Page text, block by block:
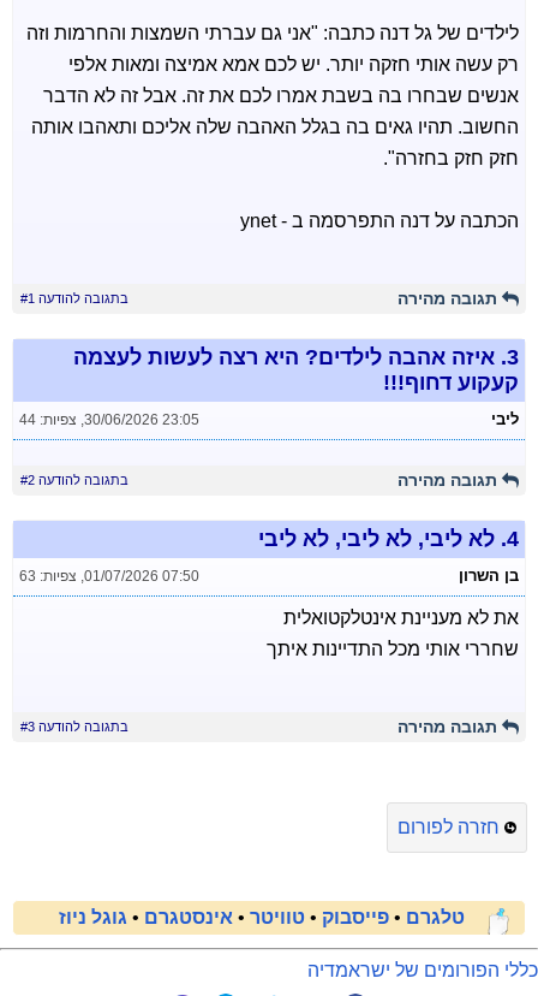
לילדים של גל דנה כתבה: "אני גם עברתי השמצות והחרמות וזה
רק עשה אותי חזקה יותר. יש לכם אמא אמיצה ומאות אלפי
אנשים שבחרו בה בשבת אמרו לכם את זה. אבל זה לא הדבר
החשוב. תהיו גאים בה בגלל האהבה שלה אליכם ותאהבו אותה
חזק חזק בחזרה".
הכתבה על דנה התפרסמה ב - ynet
תגובה מהירה בתגובה להודעה #1
3. איזה אהבה לילדים? היא רצה לעשות לעצמה
קעקוע דחוף!!!
ליבי 30/06/2026 23:05
, צפיות: 44
תגובה מהירה בתגובה להודעה #2
4. לא ליבי, לא ליבי, לא ליבי
בן השרון 01/07/2026 07:50
, צפיות: 63
את לא מעניינת אינטלקטואלית
שחררי אותי מכל התדיינות איתך
תגובה מהירה בתגובה להודעה #3
חזרה לפורום
טלגרם • פייסבוק • טוויטר • אינסטגרם • גוגל ניוז
כללי הפורומים של ישראמדיה